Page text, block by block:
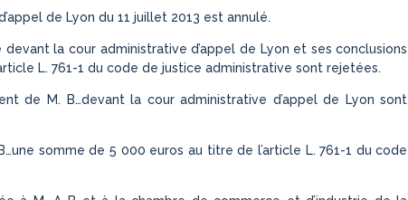
de Lyon du 11 juillet 2013 est annulé.
la cour administrative d’appel de Lyon et ses conclusions
L. 761-1 du code de justice administrative sont rejetées.
de M. B…devant la cour administrative d’appel de Lyon sont
somme de 5 000 euros au titre de l’article L. 761-1 du code